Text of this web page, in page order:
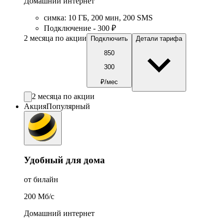
симка: 10 ГБ, 200 мин, 200 SMS
Подключение - 300 ₽
2 месяца по акции
Подключить
850
300
₽/мес
Детали тарифа
2 месяца по акции
АкцияПопулярный
Удобный для дома
от билайн
200 Мб/c
Домашний интернет